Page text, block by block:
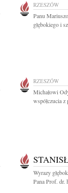
RZESZÓW
Panu
głębokiego i
RZESZÓW
Michałowi
współczucia
Wyrazy
Pana Prof. dr.